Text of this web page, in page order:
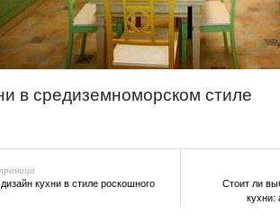
в средиземноморском стиле
кухни в стиле роскошного
Стоит ли
кухни: